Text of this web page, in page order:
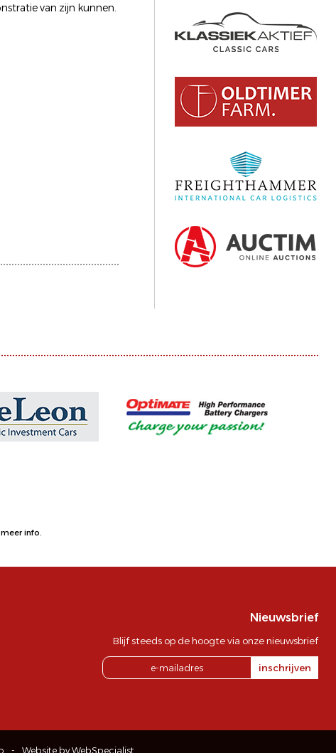
van zijn kunnen.
info.
Nieuwsbrief
Blijf steeds op de hoogte via onze nieuwsbrief
inschrijven
Website by WebSpecialist